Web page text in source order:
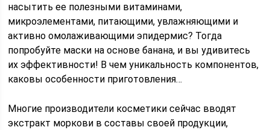
насытить ее полезными витаминами,
микроэлементами, питающими, увлажняющими и
активно омолаживающими эпидермис? Тогда
попробуйте маски на основе банана, и вы удивитесь
их эффективности! В чем уникальность компонентов,
каковы особенности приготовления…
Многие производители косметики сейчас вводят
экстракт моркови в составы своей продукции,